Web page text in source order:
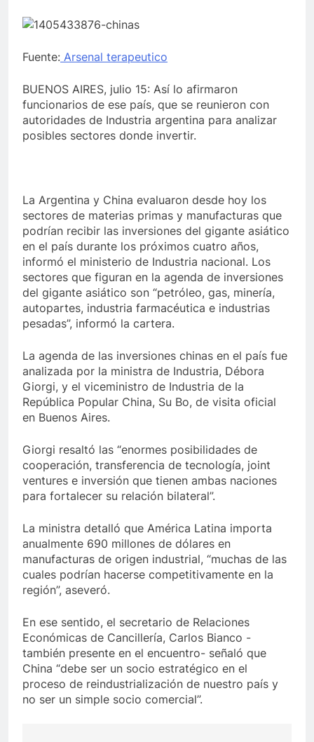
Fuente: Arsenal terapeutico
BUENOS AIRES, julio 15: Así lo afirmaron
funcionarios de ese país, que se reunieron con
autoridades de Industria argentina para analizar
posibles sectores donde invertir.
La Argentina y China evaluaron desde hoy los
sectores de materias primas y manufacturas que
podrían recibir las inversiones del gigante asiático
en el país durante los próximos cuatro años,
informó el ministerio de Industria nacional. Los
sectores que figuran en la agenda de inversiones
del gigante asiático son “petróleo, gas, minería,
autopartes, industria farmacéutica e industrias
pesadas”, informó la cartera.
La agenda de las inversiones chinas en el país fue
analizada por la ministra de Industria, Débora
Giorgi, y el viceministro de Industria de la
República Popular China, Su Bo, de visita oficial
en Buenos Aires.
Giorgi resaltó las “enormes posibilidades de
cooperación, transferencia de tecnología, joint
ventures e inversión que tienen ambas naciones
para fortalecer su relación bilateral”.
La ministra detalló que América Latina importa
anualmente 690 millones de dólares en
manufacturas de origen industrial, “muchas de las
cuales podrían hacerse competitivamente en la
región”, aseveró.
En ese sentido, el secretario de Relaciones
Económicas de Cancillería, Carlos Bianco -
también presente en el encuentro- señaló que
China “debe ser un socio estratégico en el
proceso de reindustrialización de nuestro país y
no ser un simple socio comercial”.